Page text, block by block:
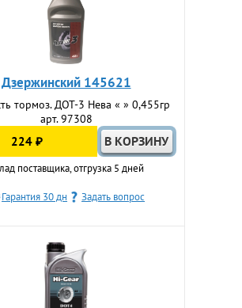
Дзержинский 145621
тормоз. ДОТ-3 Нева « » 0,455гр
арт. 97308
224 ₽
поставщика, отгрузка 5 дней
Гарантия 30 дн Задать вопрос